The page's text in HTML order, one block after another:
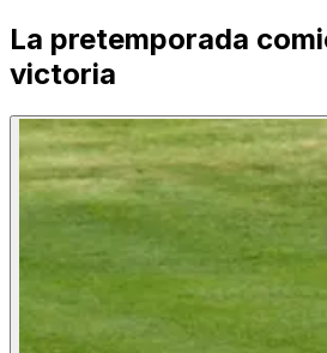
La pretemporada
victoria